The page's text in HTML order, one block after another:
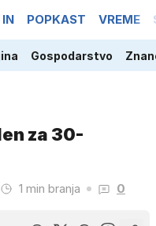
IN POPKAST VREME
Gospodarstvo
za 30-
1 min branja 0